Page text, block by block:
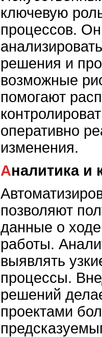
ключевую
процессов.
решения и
возможные
помогают
оперативно
изменения.
Аналитика и
позволяют
данные о
работы.
выявлять
процессы.
решений
проектами